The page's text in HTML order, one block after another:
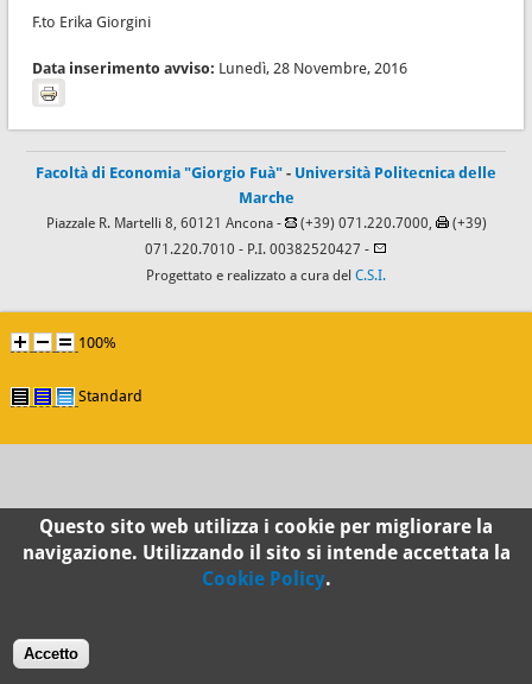
F.to Erika Giorgini
Data inserimento avviso: Lunedì, 28 Novembre, 2016
Facoltà di Economia "Giorgio Fuà" - Università Politecnica delle
Marche
Piazzale R. Martelli 8, 60121 Ancona - (+39) 071.220.7000,
(+39)
071.220.7010 - P.I. 00382520427 -
Progettato e realizzato a cura del C.S.I.
100%
Standard
Questo sito web utilizza i cookie per migliorare la
navigazione. Utilizzando il sito si intende accettata la
Cookie Policy.
Accetto